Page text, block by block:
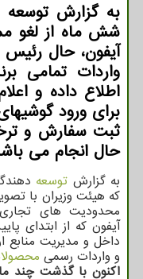
به گزارش توسعه
شش ماه از لغو
آیفون، حال رئیس
واردات تمامی
اطلاع داده و
برای ورود
ثبت سفارش و
حال انجام می
به گزارش توسعه
که هیئت وزیران با
محدودیت های تجاری
داخل و مدیریت منابع
و واردات رسمی
اکنون با گذشت چند